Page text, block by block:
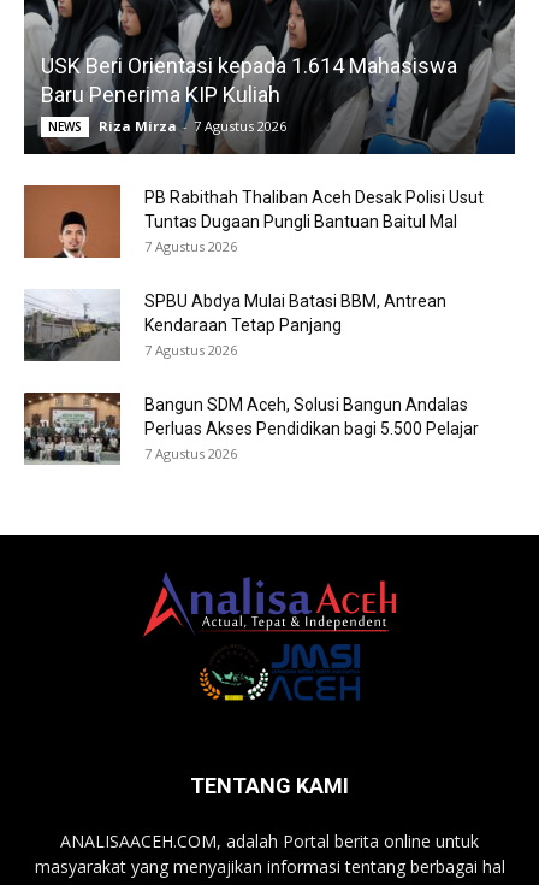
USK Beri Orientasi kepada 1.614 Mahasiswa
Baru Penerima KIP Kuliah
NEWS Riza Mirza - 7 Agustus 2026
PB Rabithah Thaliban Aceh Desak Polisi Usut
Tuntas Dugaan Pungli Bantuan Baitul Mal
7 Agustus 2026
SPBU Abdya Mulai Batasi BBM, Antrean
Kendaraan Tetap Panjang
7 Agustus 2026
Bangun SDM Aceh, Solusi Bangun Andalas
Perluas Akses Pendidikan bagi 5.500 Pelajar
7 Agustus 2026
TENTANG KAMI
ANALISAACEH.COM, adalah Portal berita online untuk
masyarakat yang menyajikan informasi tentang berbagai hal